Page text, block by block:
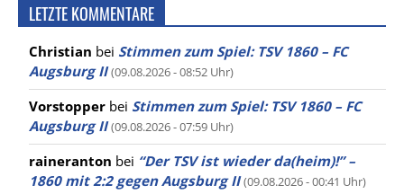
LETZTE KOMMENTARE
Christian bei Stimmen zum Spiel: TSV 1860 – FC
Augsburg II (09.08.2026 - 08:52 Uhr)
Vorstopper bei Stimmen zum Spiel: TSV 1860 – FC
Augsburg II (09.08.2026 - 07:59 Uhr)
raineranton bei “Der TSV ist wieder da(heim)!” –
1860 mit 2:2 gegen Augsburg II (09.08.2026 - 00:41 Uhr)